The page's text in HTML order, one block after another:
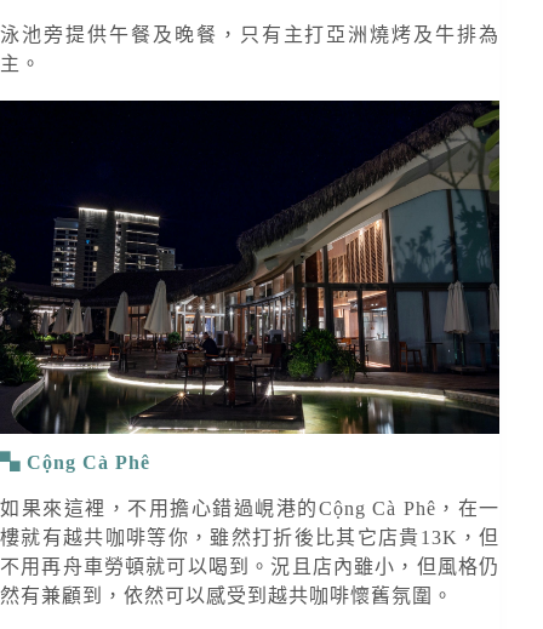
泳池旁提供午餐及晚餐，只有主打亞洲燒烤及牛排為
主。
Cộng Cà Phê
如果來這裡，不用擔心錯過峴港的Cộng Cà Phê，在一
樓就有越共咖啡等你，雖然打折後比其它店貴13K，但
不用再舟車勞頓就可以喝到。況且店內雖小，但風格仍
然有兼顧到，依然可以感受到越共咖啡懷舊氛圍。